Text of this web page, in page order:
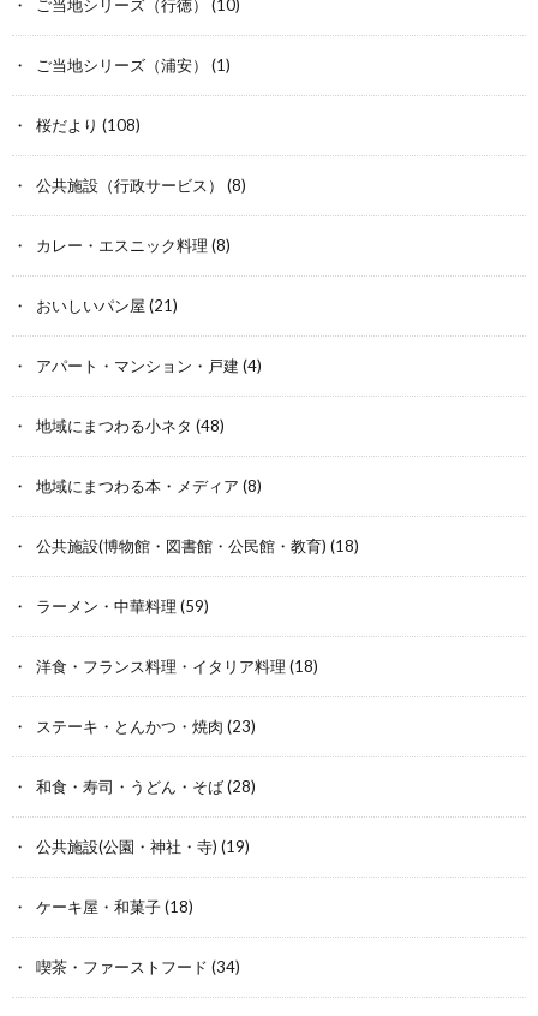
ご当地シリーズ（行徳） (10)
ご当地シリーズ（浦安） (1)
桜だより (108)
公共施設（行政サービス） (8)
カレー・エスニック料理 (8)
おいしいパン屋 (21)
アパート・マンション・戸建 (4)
地域にまつわる小ネタ (48)
地域にまつわる本・メディア (8)
公共施設(博物館・図書館・公民館・教育) (18)
ラーメン・中華料理 (59)
洋食・フランス料理・イタリア料理 (18)
ステーキ・とんかつ・焼肉 (23)
和食・寿司・うどん・そば(28)
公共施設(公園・神社・寺) (19)
ケーキ屋・和菓子(18)
喫茶・ファーストフード (34)